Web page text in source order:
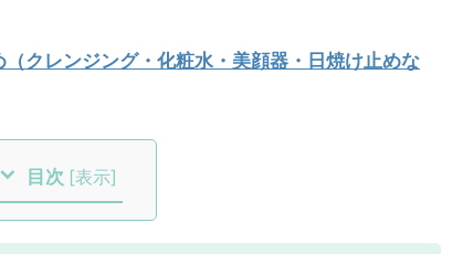
クレンジング・化粧水・美顔器・日焼け止めな
目次 [表示]